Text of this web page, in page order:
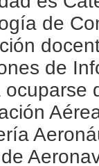
de
de
ocuparse